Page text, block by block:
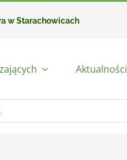
w Starachowicach
Aktualności